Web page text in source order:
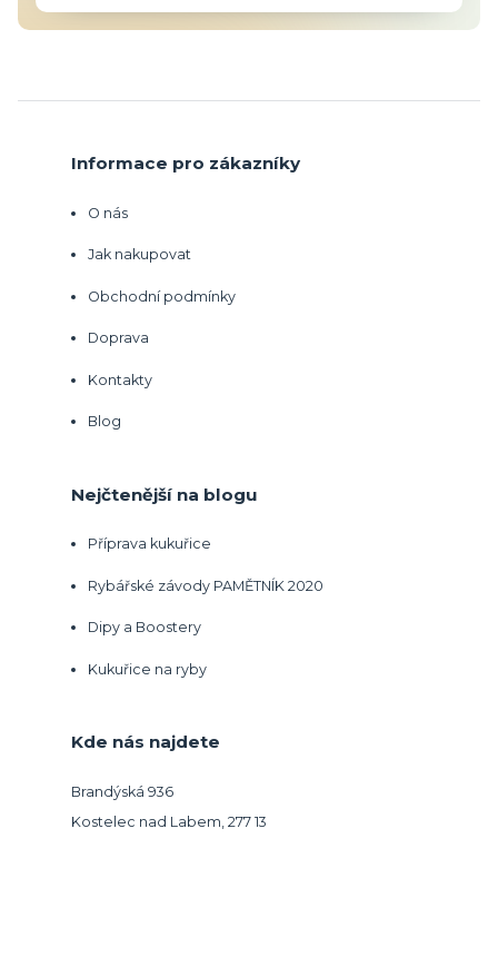
Informace pro zákazníky
O nás
Jak nakupovat
Obchodní podmínky
Doprava
Kontakty
Blog
Nejčtenější na blogu
Příprava kukuřice
Rybářské závody PAMĚTNÍK 2020
Dipy a Boostery
Kukuřice na ryby
Kde nás najdete
Brandýská 936
Kostelec nad Labem, 277 13